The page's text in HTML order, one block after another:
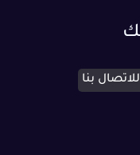
للاتصال بنا